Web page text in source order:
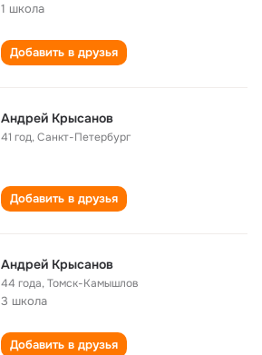
1 школа
Добавить в друзья
Андрей Крысанов
41 год,Санкт-Петербург
Добавить в друзья
Андрей Крысанов
44 года,Томск-Камышлов
3 школа
Добавить в друзья